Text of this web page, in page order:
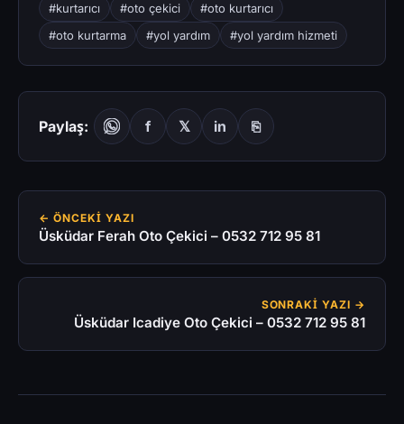
#kurtarıcı
#oto çekici
#oto kurtarıcı
#oto kurtarma
#yol yardım #yol yardım hizmeti
Paylaş: f 𝕏 in ⎘
← ÖNCEKI YAZI
Üsküdar Ferah Oto Çekici – 0532 712 95 81
SONRAKI YAZI →
Üsküdar Icadiye Oto Çekici – 0532 712 95 81